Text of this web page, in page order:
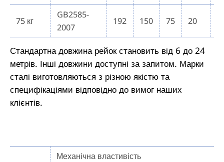
75 кг
GB2585-
2007
192 150 75 20
Стандартна довжина рейок становить від 6 до 24
метрів. Інші довжини доступні за запитом. Марки
сталі виготовляються з різною якістю та
специфікаціями відповідно до вимог наших
клієнтів.
Механічна властивість